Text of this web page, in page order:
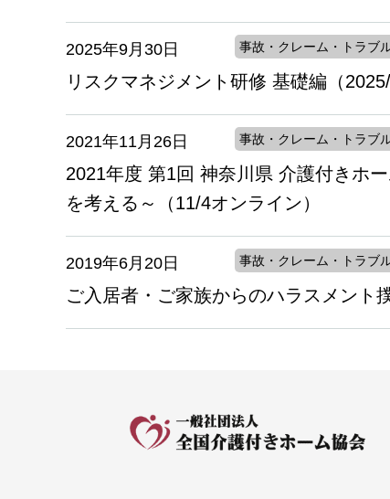
2025年9月30日 事故・クレーム・トラブ
リスクマネジメント研修 基礎編（
2021年11月26日 事故・クレーム・トラブ
2021年度 第1回 神奈川県 介護付きホ
を考える～（11/4オンライン）
2019年6月20日 事故・クレーム・トラブ
ご入居者・ご家族からのハラスメント